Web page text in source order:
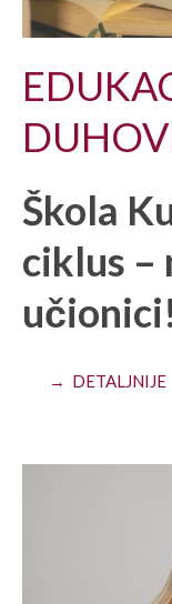
Škola
ciklus –
učionici!
→ DETALJNIJE